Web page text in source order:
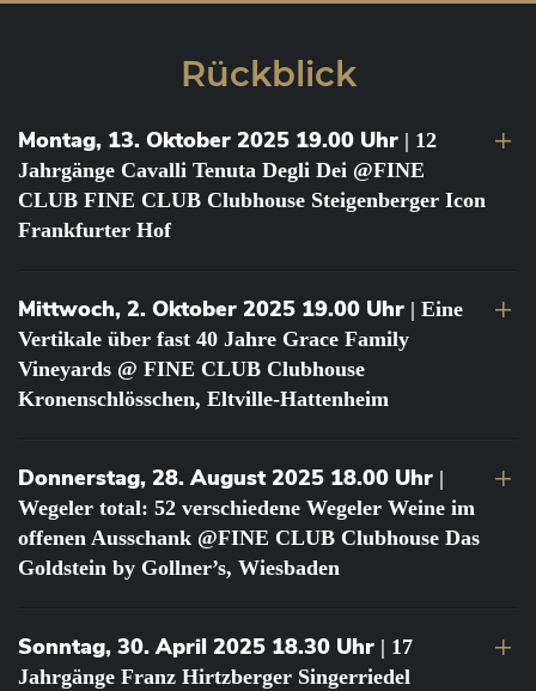
Rückblick
Montag, 13. Oktober 2025 19.00 Uhr | 12
Jahrgänge Cavalli Tenuta Degli Dei @FINE
CLUB FINE CLUB Clubhouse Steigenberger Icon
Frankfurter Hof
Mittwoch, 2. Oktober 2025 19.00 Uhr | Eine
Vertikale über fast 40 Jahre Grace Family
Vineyards @ FINE CLUB Clubhouse
Kronenschlösschen, Eltville-Hattenheim
Donnerstag, 28. August 2025 18.00 Uhr |
Wegeler total: 52 verschiedene Wegeler Weine im
offenen Ausschank @FINE CLUB Clubhouse Das
Goldstein by Gollner’s, Wiesbaden
Sonntag, 30. April 2025 18.30 Uhr | 17
Jahrgänge Franz Hirtzberger Singerriedel